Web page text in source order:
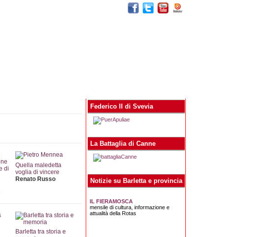
Quella maledetta
voglia di vincere
Renato Russo
Barletta tra storia e
Federico II di Svevia
La Battaglia di Canne
Notizie su Barletta e provincia
IL FIERAMOSCA
mensile di cultura, informazione e
attualità della Rotas